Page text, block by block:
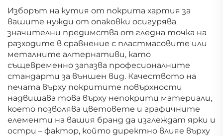
кафе
продукти с матова
повърхност и
златно фолио
Изборът на кутия от покрита хартия за
вашите нужди от опаковки осигурява
значителни предимства от гледна точка на
разходите в сравнение с пластмасовите или
металните алтернативи, като
същевременно запазва професионалните
стандарти за външен вид. Качеството на
печата върху покритите повърхности
надвишава това върху непокрити материали,
което позволява цветовете и графичните
елементи на вашия бранд да изглеждат ярки и
остри – фактор, който директно влияе върху